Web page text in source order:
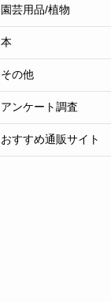
園芸用品/植物
本
その他
アンケート調査
おすすめ通販サイト